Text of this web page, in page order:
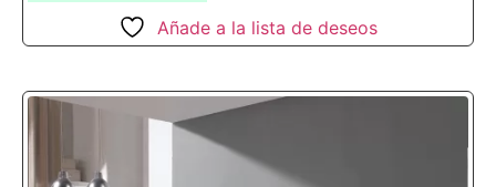
Añade a la lista de deseos